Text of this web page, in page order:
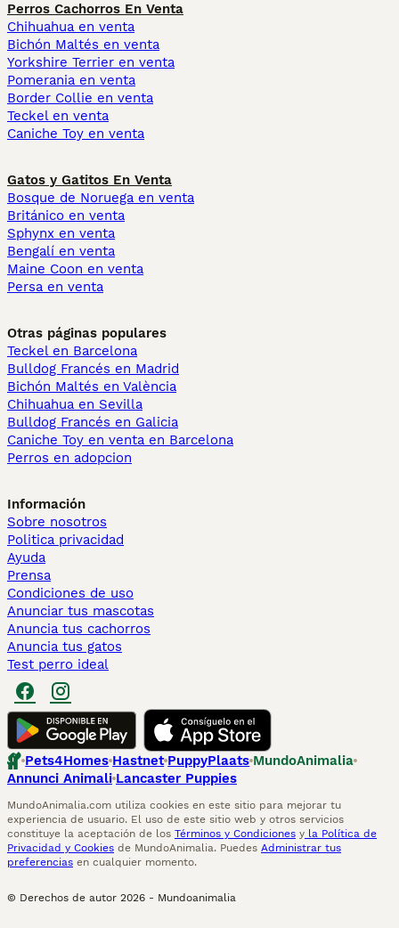
Perros Cachorros En Venta
Chihuahua en venta
Bichón Maltés en venta
Yorkshire Terrier en venta
Pomerania en venta
Border Collie en venta
Teckel en venta
Caniche Toy en venta
Gatos y Gatitos En Venta
Bosque de Noruega en venta
Británico en venta
Sphynx en venta
Bengalí en venta
Maine Coon en venta
Persa en venta
Otras páginas populares
Teckel en Barcelona
Bulldog Francés en Madrid
Bichón Maltés en València
Chihuahua en Sevilla
Bulldog Francés en Galicia
Caniche Toy en venta en Barcelona
Perros en adopcion
Información
Sobre nosotros
Politica privacidad
Ayuda
Prensa
Condiciones de uso
Anunciar tus mascotas
Anuncia tus cachorros
Anuncia tus gatos
Test perro ideal
Pets4Homes Hastnet PuppyPlaats MundoAnimalia
Annunci Animali Lancaster Puppies
MundoAnimalia.com utiliza cookies en este sitio para mejorar tu
experiencia de usuario. El uso de este sitio web y otros servicios
constituye la aceptación de los Términos y Condiciones y la Política de
Privacidad y Cookies de MundoAnimalia. Puedes Administrar tus
preferencias en cualquier momento.
© Derechos de autor 2026 - Mundoanimalia